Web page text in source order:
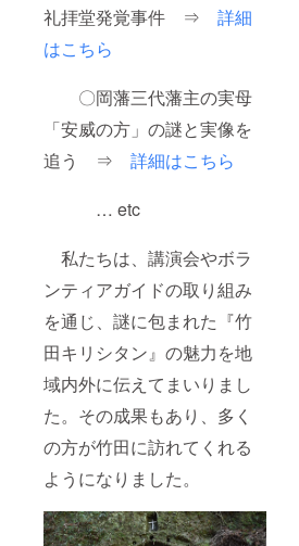
礼拝堂発覚事件 ⇒ 詳細
はこちら
〇岡藩三代藩主の実母
「安威の方」の謎と実像を
追う ⇒ 詳細はこちら
… etc
私たちは、講演会やボラ
ンティアガイドの取り組み
を通じ、謎に包まれた『竹
田キリシタン』の魅力を地
域内外に伝えてまいりまし
た。その成果もあり、多く
の方が竹田に訪れてくれる
ようになりました。